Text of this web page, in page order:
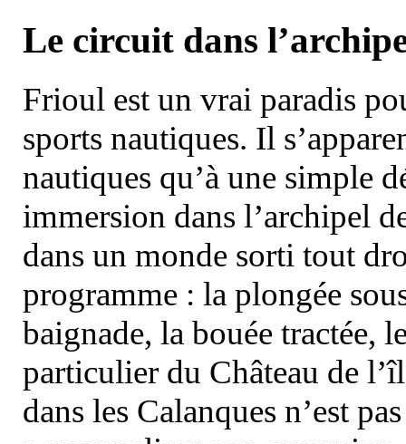
Le circuit dans
Frioul est un vrai paradis
sports nautiques. Il
nautiques qu’à une simple
immersion dans l’archipel
dans un monde sorti tout
programme : la plongée
baignade, la bouée tractée,
particulier du Château de
dans les Calanques n’est